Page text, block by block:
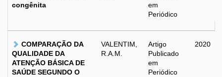
congênita
em
Periódico
COMPARAÇÃO DA
QUALIDADE DA
ATENÇÃO BÁSICA DE
SAÚDE SEGUNDO O
VALENTIM,
R.A.M.
Artigo
Publicado
em
Periódico
2020